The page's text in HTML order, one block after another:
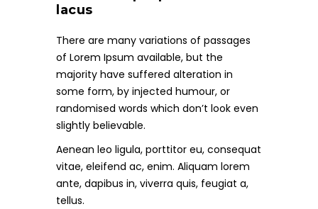
lacus
There are many variations of passages
of Lorem Ipsum available, but the
majority have suffered alteration in
some form, by injected humour, or
randomised words which don’t look even
slightly believable.
Aenean leo ligula, porttitor eu, consequat
vitae, eleifend ac, enim. Aliquam lorem
ante, dapibus in, viverra quis, feugiat a,
tellus.